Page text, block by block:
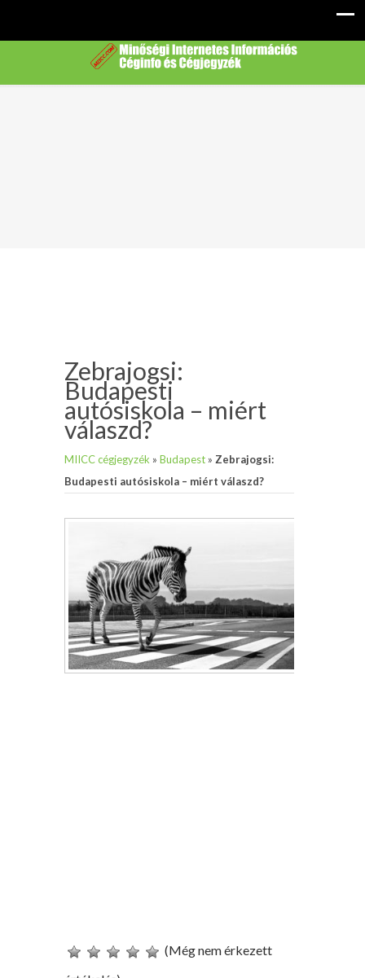
Zebrajogsi:
Budapesti
autósiskola – miért
válaszd?
MIICC cégjegyzék » Budapest » Zebrajogsi:
Budapesti autósiskola – miért válaszd?
(Még nem érkezett